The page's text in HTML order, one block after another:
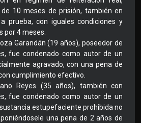
10 meses de prisión, también en
prueba, con iguales condiciones y
por 4 meses.
Garandán (19 años), poseedor de
fue condenado como autor de un
agravado, con una pena de
cumplimiento efectivo.
Reyes (35 años), también con
fue condenado como autor de un
estupefaciente prohibida no
una pena de 2 años de